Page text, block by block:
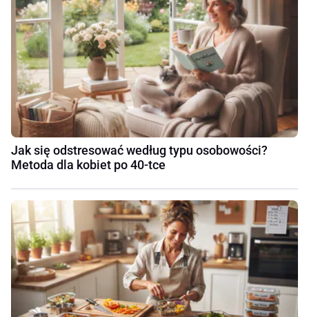
Jak się odstresować według typu osobowości?
Metoda dla kobiet po 40-tce